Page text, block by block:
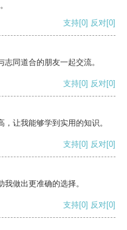
支持[0] 反对[0]
同道合的朋友一起交流。
支持[0] 反对[0]
让我能够学到实用的知识。
支持[0] 反对[0]
做出更准确的选择。
支持[0] 反对[0]